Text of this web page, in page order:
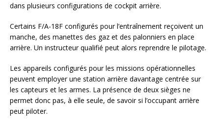
dans plusieurs configurations de cockpit arrière.
Certains F/A-18F configurés pour l’entraînement reçoivent un
manche, des manettes des gaz et des palonniers en place
arrière. Un instructeur qualifié peut alors reprendre le pilotage.
Les appareils configurés pour les missions opérationnelles
peuvent employer une station arrière davantage centrée sur
les capteurs et les armes. La présence de deux sièges ne
permet donc pas, à elle seule, de savoir si l’occupant arrière
peut piloter.